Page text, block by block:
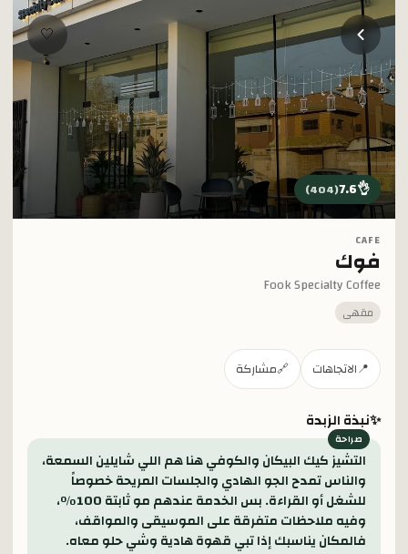
تخطي إلى المحتوى الرئيسي
🤍
👌
7.6
(
404
)
CAFE
فوك
Fook Specialty Coffee
مقهى
📍الاتجاهات 🔗مشاركة
✨نبذة الزبدة
التشيز كيك البيكان والكوفي هنا هم اللي شايلين السمعة،
والناس تمدح الجو الهادي والجلسات المريحة خصوصاً
للشغل أو القراءة. بس الخدمة عندهم مو ثابتة 100٪،
وفيه ملاحظات متفرقة على الموسيقى والمواقف،
فالمكان يناسبك إذا تبي قهوة هادية وشي حلو معاه.